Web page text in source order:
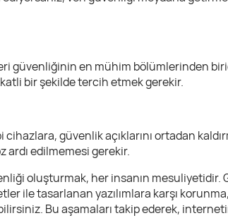
güvenliğinin en mühim bölümlerinden
bir şekilde tercih etmek gerekir.
güvenlik açıklarını ortadan
edilmemesi gerekir.
oluşturmak, her insanın mesuliyetidir.
ile tasarlanan yazılımlara karşı
Bu aşamaları takip ederek,